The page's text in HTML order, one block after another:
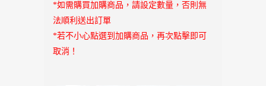
*如需購買加購商品，請設定數量，否則無
法順利送出訂單
*若不小心點選到加購商品，再次點擊即可
取消！